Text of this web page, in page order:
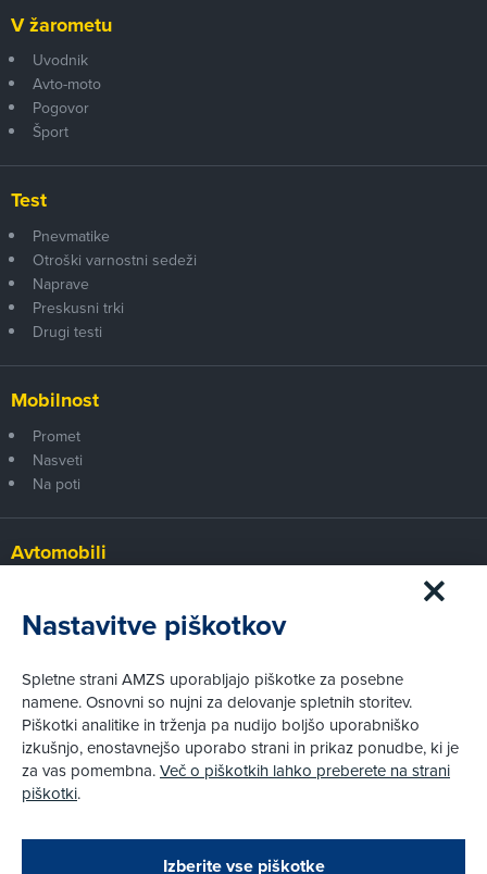
Zapri
Podarjamo vam 10 €!
V žarometu
Uvodnik
Avto-moto
Pogovor
Šport
Test
Pnevmatike
Otroški varnostni sedeži
Naprave
Preskusni trki
Drugi testi
Mobilnost
Promet
Nasveti
Na poti
Avtomobili
Prvi pogled
Za volanom
Tehnika
Pravni vidiki
Piškotki
Pravno obvestilo
Nastavitve piškotkov
Spletne strani AMZS uporabljajo piškotke za posebne
namene. Osnovni so nujni za delovanje spletnih storitev.
Piškotki analitike in trženja pa nudijo boljšo uporabniško
izkušnjo, enostavnejšo uporabo strani in prikaz ponudbe, ki je
za vas pomembna.Več o piškotkih lahko preberete na strani
piškotki.
Izberite vse piškotke